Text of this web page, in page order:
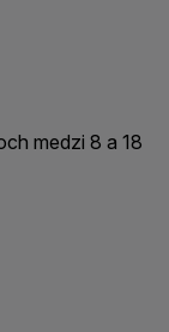
medzi 8 a 18